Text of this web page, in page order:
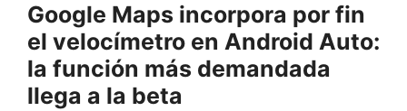
Google Maps incorpora por fin
el velocímetro en Android Auto:
la función más demandada
llega a la beta